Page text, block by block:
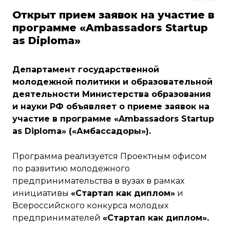
Открыт прием заявок на участие в
программе «Ambassadors Startup
as Diploma»
Департамент государственной
молодежной политики и образовательной
деятельности Министерства образования
и науки РФ объявляет о приеме заявок на
участие в программе «Ambassadors Startup
as Diploma» («Амбассадоры»).
Программа реализуется Проектным офисом
по развитию молодежного
предпринимательства в вузах в рамках
инициативы «Стартап как диплом» и
Всероссийского конкурса молодых
предпринимателей «Стартап как диплом».